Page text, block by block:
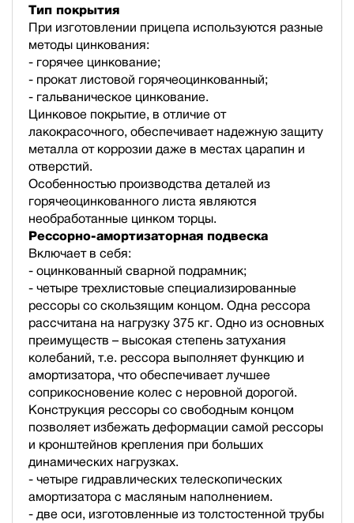
Тип покрытия
При изготовлении прицепа используются разные
методы цинкования:
- горячее цинкование;
- прокат листовой горячеоцинкованный;
- гальваническое цинкование.
Цинковое покрытие, в отличие от
лакокрасочного, обеспечивает надежную защиту
металла от коррозии даже в местах царапин и
отверстий.
Особенностью производства деталей из
горячеоцинкованного листа являются
необработанные цинком торцы.
Рессорно-амортизаторная подвеска
Включает в себя:
- оцинкованный сварной подрамник;
- четыре трехлистовые специализированные
рессоры со скользящим концом. Одна рессора
рассчитана на нагрузку 375 кг. Одно из основных
преимуществ – высокая степень затухания
колебаний, т.е. рессора выполняет функцию и
амортизатора, что обеспечивает лучшее
соприкосновение колес с неровной дорогой.
Конструкция рессоры со свободным концом
позволяет избежать деформации самой рессоры
и кронштейнов крепления при больших
динамических нагрузках.
- четыре гидравлических телескопических
амортизатора с масляным наполнением.
- две оси, изготовленные из толстостенной трубы